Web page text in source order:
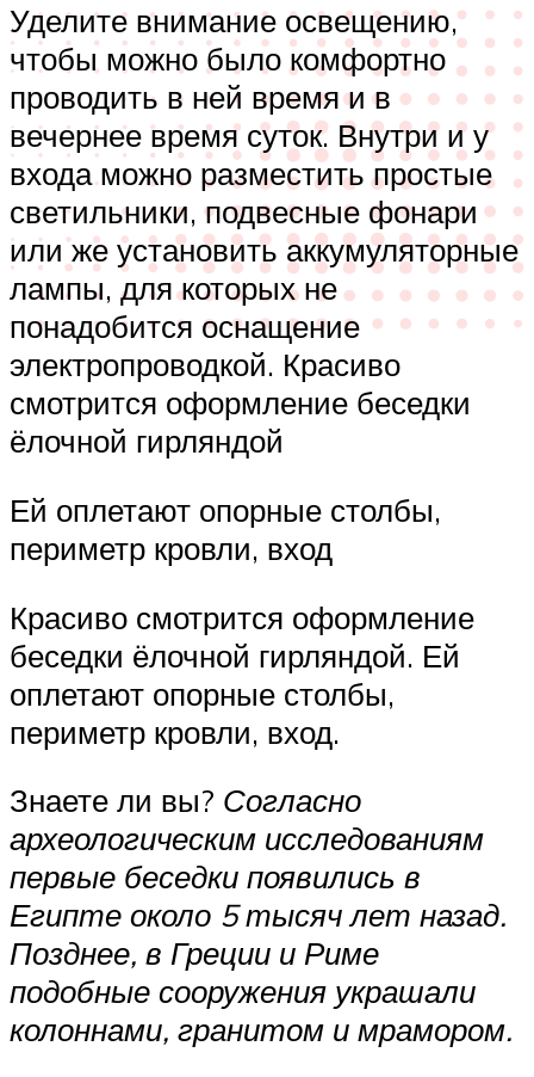
Уделите внимание освещению,
чтобы можно было комфортно
проводить в ней время и в
вечернее время суток. Внутри и у
входа можно разместить простые
светильники, подвесные фонари
или же установить аккумуляторные
лампы, для которых не
понадобится оснащение
электропроводкой. Красиво
смотрится оформление беседки
ёлочной гирляндой
Ей оплетают опорные столбы,
периметр кровли, вход
Красиво смотрится оформление
беседки ёлочной гирляндой. Ей
оплетают опорные столбы,
периметр кровли, вход.
Знаете ли вы? Согласно
археологическим исследованиям
первые беседки появились в
Египте около 5 тысяч лет назад.
Позднее, в Греции и Риме
подобные сооружения украшали
колоннами, гранитом и мрамором.